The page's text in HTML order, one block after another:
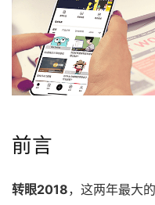
前言
转眼2018，这两年最大